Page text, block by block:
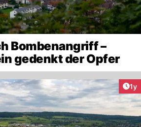
Bombenangriff –
gedenkt der Opfer
1y